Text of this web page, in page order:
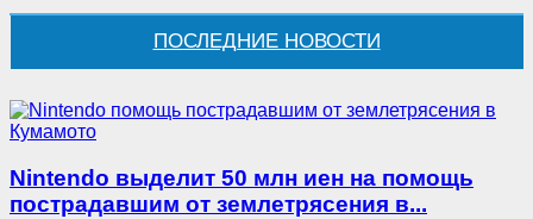
ПОСЛЕДНИЕ НОВОСТИ
Nintendo выделит 50 млн иен на помощь
пострадавшим от землетрясения в...